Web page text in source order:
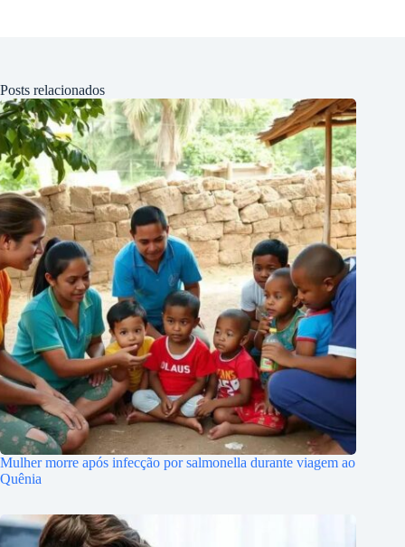
Posts relacionados
Mulher morre após infecção por salmonella durante viagem ao
Quênia